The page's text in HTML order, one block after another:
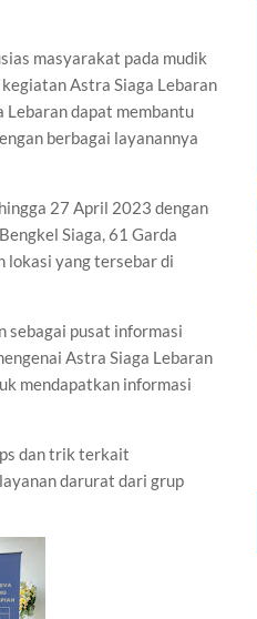
masyarakat pada mudik
Astra Siaga Lebaran
Lebaran dapat membantu
berbagai layanannya
27 April 2023 dengan
Siaga, 61 Garda
lokasi yang tersebar di
sebagai pusat informasi
Astra Siaga Lebaran
mendapatkan informasi
dan trik terkait
darurat dari grup